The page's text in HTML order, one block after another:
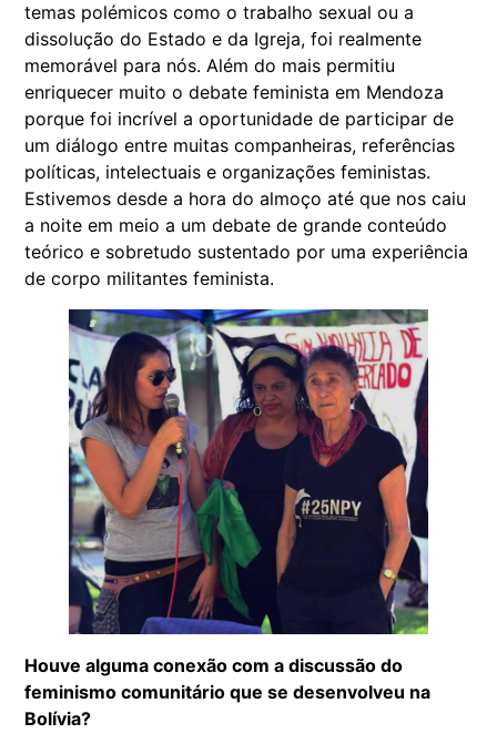
temas polémicos como o trabalho sexual ou a
dissolução do Estado e da Igreja, foi realmente
memorável para nós. Além do mais permitiu
enriquecer muito o debate feminista em Mendoza
porque foi incrível a oportunidade de participar de
um diálogo entre muitas companheiras, referências
políticas, intelectuais e organizações feministas.
Estivemos desde a hora do almoço até que nos caiu
a noite em meio a um debate de grande conteúdo
teórico e sobretudo sustentado por uma experiência
de corpo militantes feminista.
Houve alguma conexão com a discussão do
feminismo comunitário que se desenvolveu na
Bolívia?